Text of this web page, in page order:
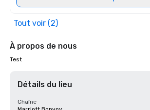
Tout voir (2)
À propos de nous
Test
Détails du lieu
Chaîne